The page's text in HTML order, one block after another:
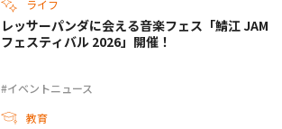
ライフ
#イベントニュース
レッサーパンダに会える音楽フェス「鯖江 JAM
フェスティバル 2026」開催！
教育